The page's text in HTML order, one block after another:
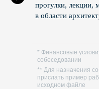
прогулки, лекции,
в области
* Финансовые
собеседовании
** Для назначения
прислать пример
исходном файле